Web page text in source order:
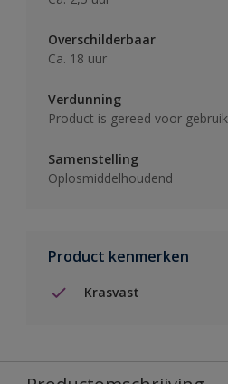
Overschilderbaar
Ca. 18 uur
Verdunning
Product is gereed voor gebruik
Samenstelling
Oplosmiddelhoudend
Product kenmerken
Krasvast